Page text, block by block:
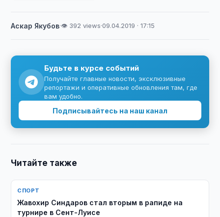
Аскар Якубов·👁 392 views·09.04.2019 · 17:15
Будьте в курсе событий
Получайте главные новости, эксклюзивные
репортажи и оперативные обновления там, где
вам удобно.
Подписывайтесь на наш канал
Читайте также
СПОРТ
Жавохир Синдаров стал вторым в рапиде на
турнире в Сент-Луисе